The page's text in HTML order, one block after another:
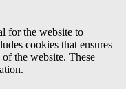
for the website to
cookies that ensures
the website. These